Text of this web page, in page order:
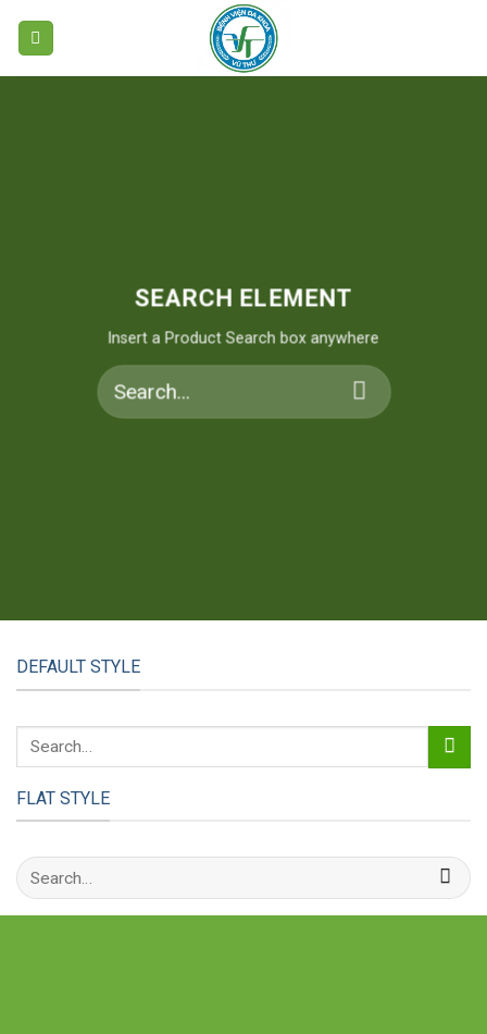
SEARCH ELEMENT
Insert a Product Search box anywhere
DEFAULT STYLE
FLAT STYLE